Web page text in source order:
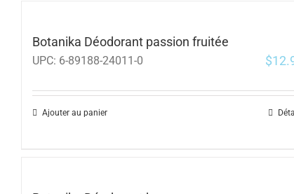
Botanika Déodorant passion fruitée
UPC: 6-89188-24011-0 $
Ajouter au panier